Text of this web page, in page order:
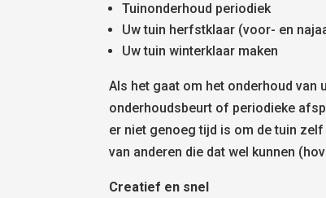
Tuinonderhoud periodiek
Uw tuin herfstklaar (voor- en
Uw tuin winterklaar maken
Als het gaat om het onderhoud van
onderhoudsbeurt of periodieke
er niet genoeg tijd is om de tuin
van anderen die dat wel kunnen
Creatief en snel